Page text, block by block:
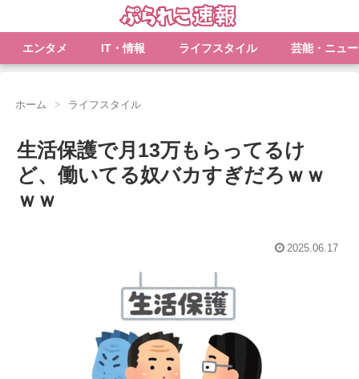
エンタメ IT・情報 ライフスタイル 芸能・ニュ
ホーム ライフスタイル
生活保護で月13万もらってるけ
ど、働いてる奴バカすぎだろｗｗ
ｗｗ
2025.06.17